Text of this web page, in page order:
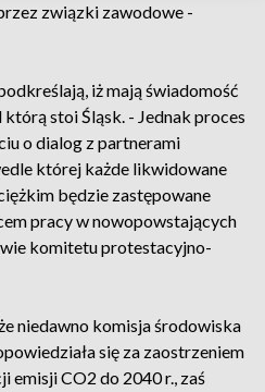
związki zawodowe -
iż mają świadomość
stoi Śląsk. - Jednak proces
o dialog z partnerami
której każde likwidowane
będzie zastępowane
pracy w nowopowstających
komitetu protestacyjno-
niedawno komisja środowiska
się za zaostrzeniem
emisji CO2 do 2040 r., zaś